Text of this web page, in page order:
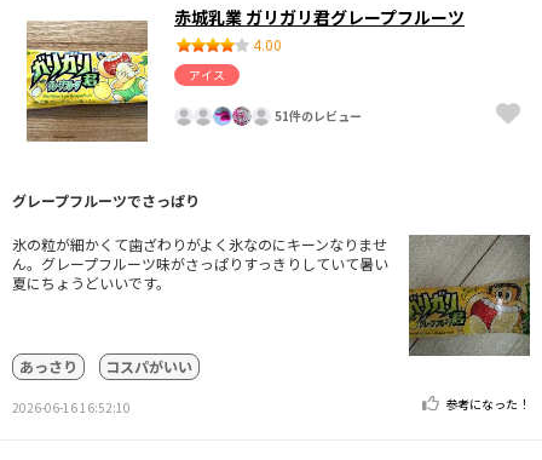
赤城乳業 ガリガリ君グレープフルーツ
4.00
アイス
51件のレビュー
グレープフルーツでさっぱり
氷の粒が細かくて歯ざわりがよく氷なのにキーンなりませ
ん。グレープフルーツ味がさっぱりすっきりしていて暑い
夏にちょうどいいです。
あっさり コスパがいい
2026-06-16 16:52:10 参考になった！